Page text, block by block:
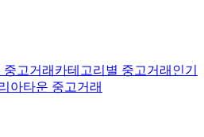
중고거래 카테고리별 중고거래 인기
아타운 중고거래